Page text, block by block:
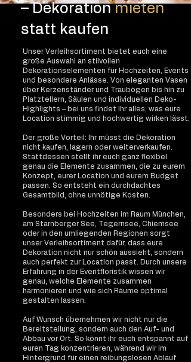
– Dekorationmieten
statt kaufen
Unser Verleihsortiment bietet euch eine
große Auswahl an stilvollen
Dekorationselementen für Hochzeiten, Events
und besondere Anlässe. Von eleganten Vasen
über Kerzenständer und Traubögen bis hin zu
Platztellern, Säulen und individuellen Deko-
Highlights – bei uns findet ihr alles, was eure
Location stimmig und hochwertig wirken lässt.
Der große Vorteil: Ihr müsst die Dekoration
nicht kaufen, lagern oder weiterverkaufen.
Stattdessen stellt ihr euch ganz flexibel
genau die Elemente zusammen, die zu eurem
Konzept, eurer Location und eurem Budget
passen. So entsteht ein durchdachtes
Gesamtbild, ohne unnötige Kosten.
Besonders bei Hochzeiten im Raum München,
am Starnberger See, Tegernsee, Chiemsee
oder in den umliegenden Regionen sorgt
unser Verleihsortiment dafür, dass eure
Dekoration nicht nur schön aussieht, sondern
auch perfekt zur Location passt. Durch unsere
Erfahrung in der Eventfloristik wissen wir
genau, welche Elemente zusammen
harmonieren und wie sich Räume optimal
gestalten lassen.
Auf Wunsch übernehmen wir nicht nur die
Bereitstellung, sondern auch den Auf- und
Abbau vor Ort. So könnt ihr euch entspannt auf
euren Tag konzentrieren, während wir im
Hintergrund für einen reibungslosen Ablauf